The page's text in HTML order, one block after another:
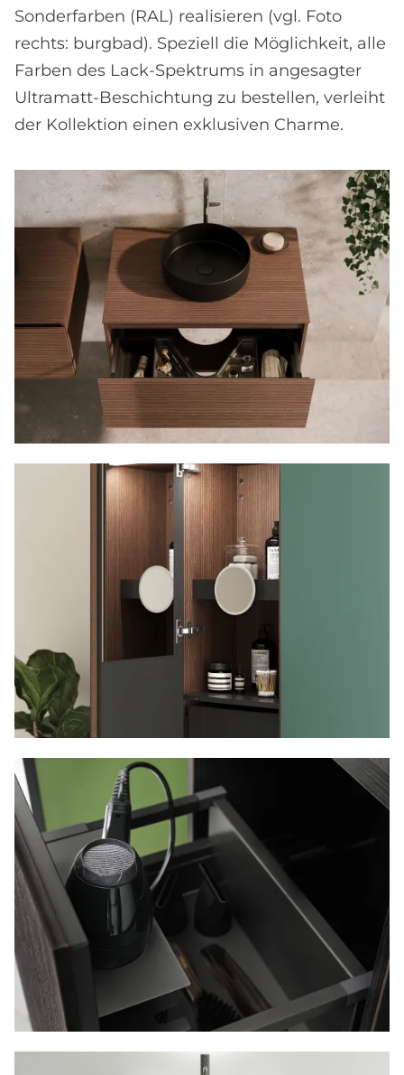
Sonderfarben (RAL) realisieren (vgl. Foto
rechts: burgbad). Speziell die Möglichkeit, alle
Farben des Lack-Spektrums in angesagter
Ultramatt-Beschichtung zu bestellen, verleiht
der Kollektion einen exklusiven Charme.